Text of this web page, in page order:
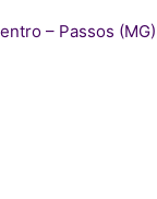
– Passos (MG)